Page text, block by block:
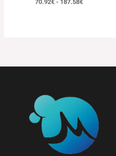
70.92€ - 187.58€